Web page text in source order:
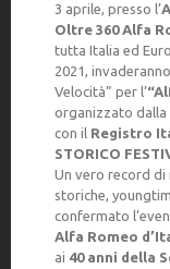
3 aprile, presso l’
Oltre 360 Alfa
tutta Italia ed
2021,
Velocità” per l’
organizzato dalla
con il Registro
STORICO
Un vero record di
storiche,
confermato
Alfa Romeo
ai 40 anni della